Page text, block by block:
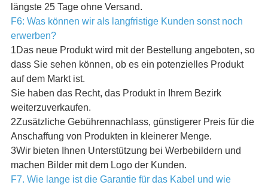
längste 25 Tage ohne Versand.
F6: Was können wir als langfristige Kunden sonst noch
erwerben?
1Das neue Produkt wird mit der Bestellung angeboten, so
dass Sie sehen können, ob es ein potenzielles Produkt
auf dem Markt ist.
Sie haben das Recht, das Produkt in Ihrem Bezirk
weiterzuverkaufen.
2Zusätzliche Gebührennachlass, günstigerer Preis für die
Anschaffung von Produkten in kleinerer Menge.
3Wir bieten Ihnen Unterstützung bei Werbebildern und
machen Bilder mit dem Logo der Kunden.
F7. Wie lange ist die Garantie für das Kabel und wie